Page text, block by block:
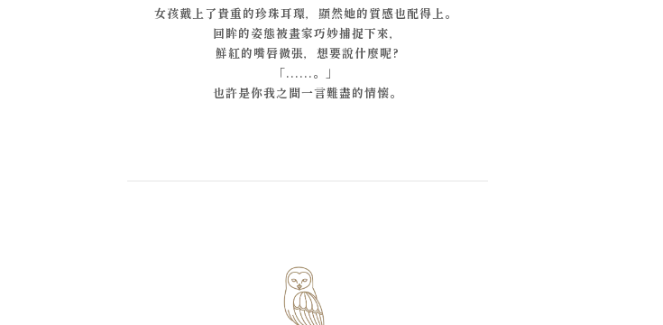
女孩戴上了貴重的珍珠耳環，顯然她的質感也配得上。
回眸的姿態被畫家巧妙捕捉下來，
鮮紅的嘴唇微張，想要說什麼呢?
「......。」
也許是你我之間一言難盡的情懷。